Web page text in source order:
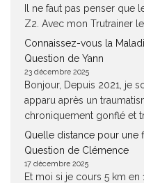
Il ne faut pas penser que
Z2. Avec mon Trutrainer
Connaissez-vous la
Question de Yann
23 décembre 2025
Bonjour, Depuis 2021, je
apparu après un
chroniquement gonflé et
Quelle distance pour une
Question de Clémence
17 décembre 2025
Et moi si je cours 5 km en